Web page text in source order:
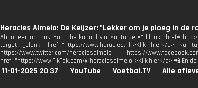
Heracles Almelo: De Keijzer: "Lekker om je ploeg in de
Abonneer op ons YouTube-kanaal via <a target="_blank"
target="_blank" href="https://www.heracles.nl">Klik hier</a> <a
https://www.twitter.com/heraclesalmelo https://
href="https://www.TikTok.com/@heraclesalmelo">Klik hier</a> 📲 En de
11-01-2025 20:37 YouTube Voetbal.TV Alle